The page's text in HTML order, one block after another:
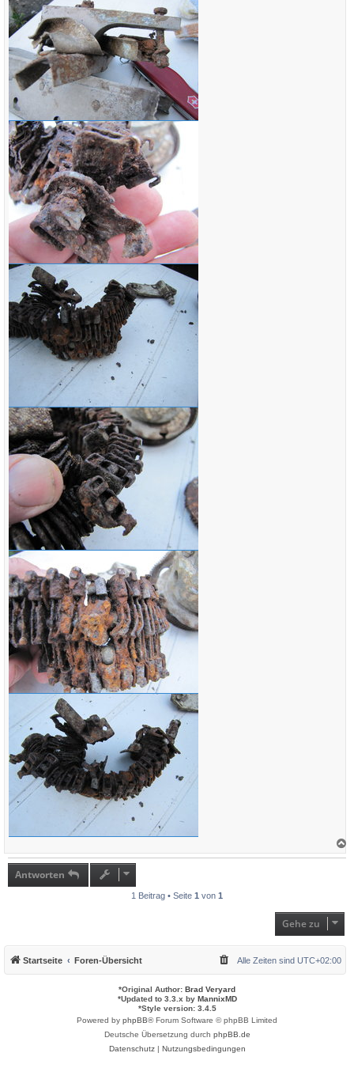
Antworten
1 Beitrag • Seite 1 von 1
Gehe zu
Startseite Foren-Übersicht Alle Zeiten sind UTC+02:00
*Original Author: Brad Veryard
*Updated to 3.3.x by MannixMD
*Style version: 3.4.5
Powered by phpBB® Forum Software © phpBB Limited
Deutsche Übersetzung durch phpBB.de
Datenschutz| Nutzungsbedingungen